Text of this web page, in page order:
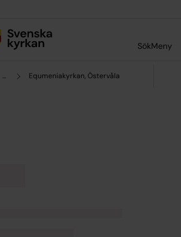
SökMeny
... Equmeniakyrkan, Östervåla